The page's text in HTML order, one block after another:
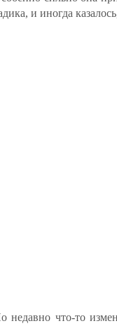
и иногда
недавно что-то